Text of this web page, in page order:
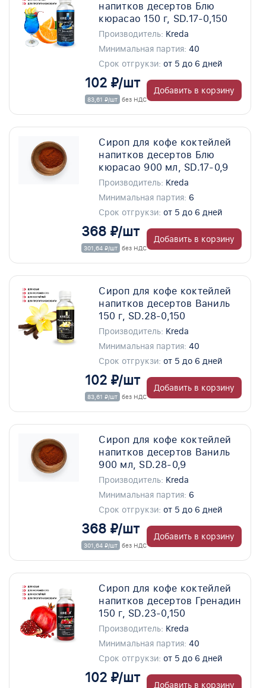
напитков десертов Блю
кюрасао 150 г, SD.17-0,150
Производитель: Kreda
Минимальная партия: 40
Срок отгрукзи: от 5 до 6 дней
102 ₽/шт
83,61 ₽/шт без НДС
Добавить в корзину
Сироп для кофе коктейлей
напитков десертов Блю
кюрасао 900 мл, SD.17-0,9
Производитель: Kreda
Минимальная партия: 6
Срок отгрукзи: от 5 до 6 дней
368 ₽/шт
301,64 ₽/шт без НДС
Добавить в корзину
Сироп для кофе коктейлей
напитков десертов Ваниль
150 г, SD.28-0,150
Производитель: Kreda
Минимальная партия: 40
Срок отгрукзи: от 5 до 6 дней
102 ₽/шт
83,61 ₽/шт без НДС
Добавить в корзину
Сироп для кофе коктейлей
напитков десертов Ваниль
900 мл, SD.28-0,9
Производитель: Kreda
Минимальная партия: 6
Срок отгрукзи: от 5 до 6 дней
368 ₽/шт
301,64 ₽/шт без НДС
Добавить в корзину
Сироп для кофе коктейлей
напитков десертов Гренадин
150 г, SD.23-0,150
Производитель: Kreda
Минимальная партия: 40
Срок отгрукзи: от 5 до 6 дней
102 ₽/шт Добавить в корзину